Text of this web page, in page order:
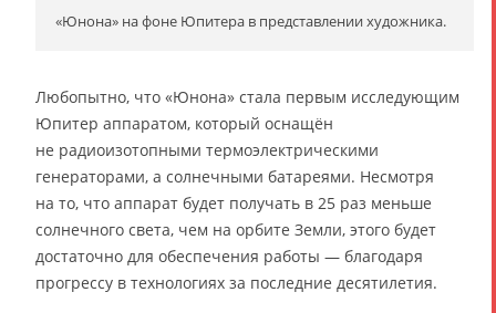
«Юнона» на фоне Юпитера в представлении художника.
Любопытно, что «Юнона» стала первым исследующим
Юпитер аппаратом, который оснащён
не радиоизотопными термоэлектрическими
генераторами, а солнечными батареями. Несмотря
на то, что аппарат будет получать в 25 раз меньше
солнечного света, чем на орбите Земли, этого будет
достаточно для обеспечения работы — благодаря
прогрессу в технологиях за последние десятилетия.